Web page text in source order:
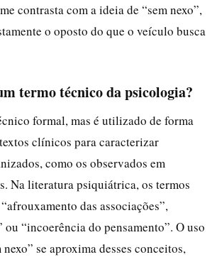
contrasta com a ideia de “sem nexo”,
o oposto do que o veículo busca
termo técnico da psicologia?
formal, mas é utilizado de forma
clínicos para caracterizar
como os observados em
Na literatura psiquiátrica, os termos
das associações”,
“incoerência do pensamento”. O uso
se aproxima desses conceitos,